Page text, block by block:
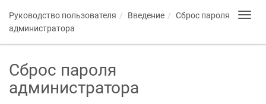
Руководство пользователя Введение
Сброс пароля
администратора
Сброс пароля
администратора